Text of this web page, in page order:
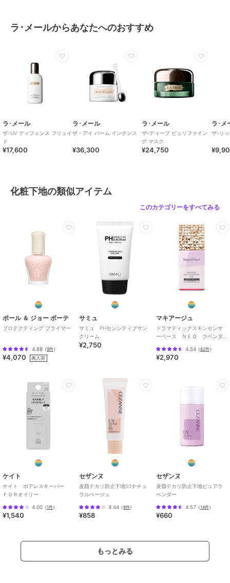
素材
-
ラ･メールからあなたへのおすすめ
ラ･メール
ザ･UV ディフェンス フリュイ
ド
¥17,600
ラ･メール
ザ・アイ バーム インテンス
¥36,300
ラ･メール
ザ･ディープ ピュリファイン
グ マスク
¥24,750
ラ･メ
ザ･リ
化粧下地の類似アイテム
このカテゴリーをすべてみる
ポール ＆ ジョー ボーテ
プロテクティング プライマー
4.88 （9件）
¥4,070 再入荷
サミュ
サミュ PHセンシティブサン
クリーム
¥2,750
マキアージュ
ドラマティックスキンセンサ
ーベース ＮＥＯ ラベンダ
4.54 （82件）
¥2,970
ケイト
ケイト ポアレスキーパー
ＦＯＲオイリー
4.00 （1件）
¥1,540
セザンヌ
皮脂テカリ防止下地50ナチュ
ラルベージュ
4.44 （9件）
¥858
セザンヌ
皮脂テカリ防止下地ピュアラ
ベンダー
4.57 （14件）
¥660
もっとみる